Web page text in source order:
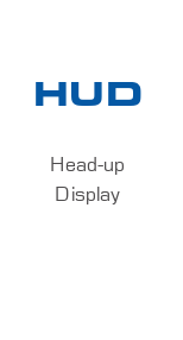
HUD
Head-up
Display